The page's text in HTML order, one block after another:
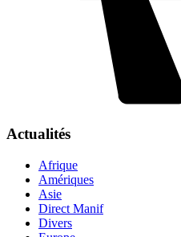
Actualités
Afrique
Amériques
Asie
Direct Manif
Divers